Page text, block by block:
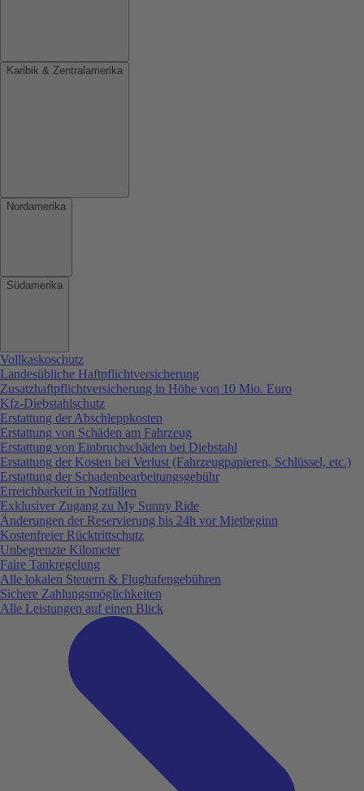
Karibik & Zentralamerika
Nordamerika
Südamerika
Vollkaskoschutz
Landesübliche Haftpflichtversicherung
Zusatzhaftpflichtversicherung in Höhe von 10 Mio. Euro
Kfz-Diebstahlschutz
Erstattung der Abschleppkosten
Erstattung von Schäden am Fahrzeug
Erstattung von Einbruchschäden bei Diebstahl
Erstattung der Kosten bei Verlust (Fahrzeugpapieren, Schlüssel, etc.)
Erstattung der Schadenbearbeitungsgebühr
Erreichbarkeit in Notfällen
Exklusiver Zugang zu My Sunny Ride
Änderungen der Reservierung bis 24h vor Mietbeginn
Kostenfreier Rücktrittschutz
Unbegrenzte Kilometer
Faire Tankregelung
Alle lokalen Steuern & Flughafengebühren
Sichere Zahlungsmöglichkeiten
Alle Leistungen auf einen Blick